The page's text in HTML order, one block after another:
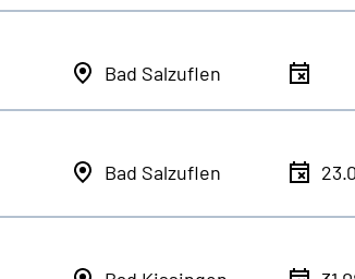
Bad Salzuflen
Bad Salzuflen